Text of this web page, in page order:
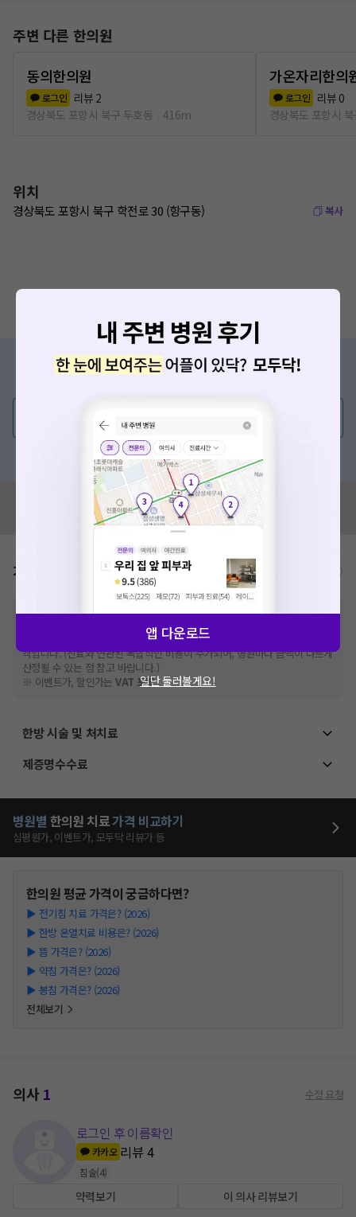
주변 다른 한의원
동의한의원
로그인 리뷰 2
경상북도 포항시 북구 두호동
416m
가온자리한의
로그인 리뷰 0
경상북도 포항시
위치
경상북도 포항시 북구 학전로 30 (항구동) 복사
증상/치료, 궁금한 점이 있나요?
💬 무엇이든 물어보세요
혹은, 의료상담 서비스에 다양한 게시글 보러가기
혹시 잘못된 병원정보가 있나요?
모두닥 팀에 알려주세요!
가격표 비급여/급여 진료란?
※비급여 항목의 경우,추가비용 등으로 실제 가격과 상이할 수 있으니, 정확
한 가격은 해당 의료기관에 직접 문의해주세요.
건강보험심사평가원에 고지되어 있는 급여 진료 기준 가
격입니다. (진료와 연관된 복합적인 비용이 추가되어, 병원마다 금액이 다르게
산정될 수 있는 점 참고 바랍니다.)
※ 이벤트가, 할인가는VAT 포함
한방 시술 및 처치료
제증명수수료
병원별 한의원 치료가격 비교하기
심평원가, 이벤트가, 모두닥 리뷰가 등
한의원평균 가격이 궁금하다면?
▶ 전기침 치료 가격은? (2026)
▶ 한방 온열치료 비용은? (2026)
▶ 뜸 가격은? (2026)
▶ 약침 가격은? (2026)
▶ 봉침 가격은? (2026)
전체보기
의사1 수정 요청
로그인 후 이름확인
카카오 리뷰4
침술(4)
약력보기 이 의사 리뷰보기
앱 다운로드
일단 둘러볼게요!